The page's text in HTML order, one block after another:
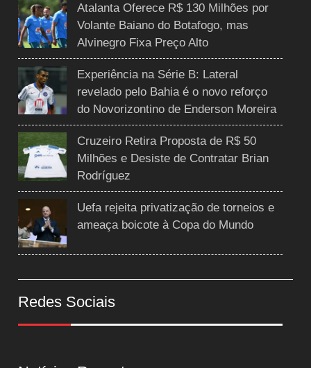
Atalanta Oferece R$ 130 Milhões por
Volante Baiano do Botafogo, mas
Alvinegro Fixa Preço Alto
Experiência na Série B: Lateral
revelado pelo Bahia é o novo reforço
do Novorizontino de Enderson Moreira
Cruzeiro Retira Proposta de R$ 50
Milhões e Desiste de Contratar Brian
Rodríguez
Uefa rejeita privatização de torneios e
ameaça boicote à Copa do Mundo
Redes Sociais